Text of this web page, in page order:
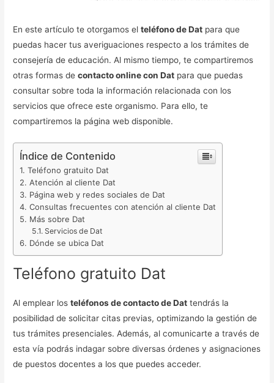
En este artículo te otorgamos elteléfono de Dat para que
puedas hacer tus averiguaciones respecto a los trámites de
consejería de educación. Al mismo tiempo, te compartiremos
otras formas decontacto online con Dat para que puedas
consultar sobre toda la información relacionada con los
servicios que ofrece este organismo. Para ello, te
compartiremos la página web disponible.
Índice de Contenido
Teléfono gratuito Dat
Atención al cliente Dat
Página web y redes sociales de Dat
Consultas frecuentes con atención al cliente Dat
Más sobre Dat
Servicios de Dat
Dónde se ubica Dat
Teléfono gratuito Dat
Al emplear losteléfonos de contacto de Dat tendrás la
posibilidad de solicitar citas previas, optimizando la gestión de
tus trámites presenciales. Además, al comunicarte a través de
esta vía podrás indagar sobre diversas órdenes y asignaciones
de puestos docentes a los que puedes acceder.